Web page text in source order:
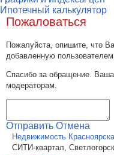
Ипотечный калькулятор
Пожаловаться
Пожалуйста, опишите, что
добавленную
Спасибо за обращение.
модераторам.
Отправить Отмена
Недвижимость Красноярска
СИТИ-квартал,